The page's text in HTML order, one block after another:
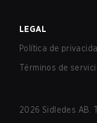
LEGAL
Política de
Términos de
2026 Sidledes AB.